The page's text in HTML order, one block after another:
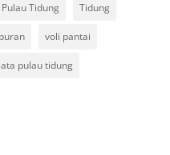
Tidung Tidung
voli pantai
pulau tidung